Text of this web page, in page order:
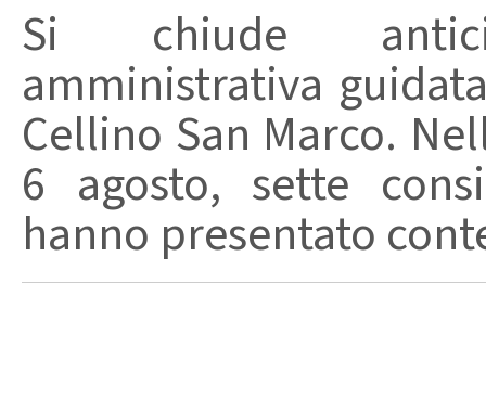
Si chiude
amministrativa
Cellino San Marco.
6 agosto, sette
hanno presentato